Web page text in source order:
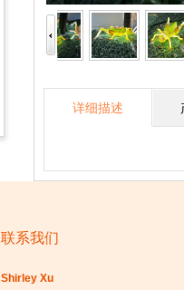
详细描述
联系我们
Shirley Xu